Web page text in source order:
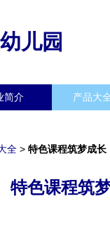
儿园
简介 产品大
全 > 特色课程筑梦成
特色课程筑